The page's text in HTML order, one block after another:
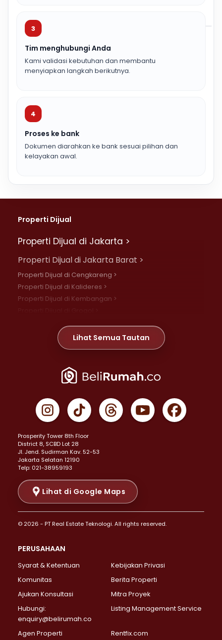
3
Tim menghubungi Anda
Kami validasi kebutuhan dan membantu
menyiapkan langkah berikutnya.
4
Proses ke bank
Dokumen diarahkan ke bank sesuai pilihan dan
kelayakan awal.
Properti Dijual
Properti Dijual di Jakarta >
Properti Dijual di Jakarta Barat >
Properti Dijual di Cengkareng >
Properti Dijual di Kalideres >
Properti Dijual di Kembangan >
Properti Dijual di Meruya >
Properti Dijual di Jelambar >
Properti Dijual di Jakarta Pusat >
Properti Dijual di Gambir >
Properti Dijual di Johar Baru >
Properti Dijual di Menteng >
Properti Dijual di Senen >
Properti Dijual di Tanah Abang >
Properti Dijual di Cikini >
Properti Dijual di Kramat >
Properti Dijual di Pasar Baru >
Properti Dijual di Bendungan Hilir >
Properti Dijual di Jakarta Selatan >
Properti Dijual di Lebak Bulus >
Properti Dijual di Gandaria Selatan >
Properti Dijual di Pondok Labu >
Properti Dijual di Lenteng Agung >
Properti Dijual di Senayan >
Properti Dijual di Pondok Pinang >
Lihat Semua Tautan
Prosperity Tower 8th Floor
District 8, SCBD Lot 28
JI. Jend. Sudirman Kav. 52-53
Jakarta Selatan 12190
Telp: 021-38959193
Lihat di Google Maps
© 2026 - PT Real Estate Teknologi. All rights reserved.
PERUSAHAAN
Syarat & Ketentuan
Kebijakan Privasi
Komunitas
Berita Properti
Ajukan Konsultasi
Mitra Proyek
Hubungi:
enquiry@belirumah.co
Listing Management Service
Agen Properti Rentfix.com